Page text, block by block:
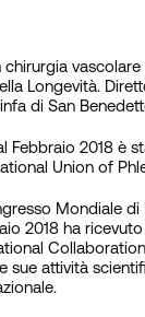
Longevità.
di San
Febbraio 2018 è
Union of
Mondiale
2018 ha ricevuto
sue attività